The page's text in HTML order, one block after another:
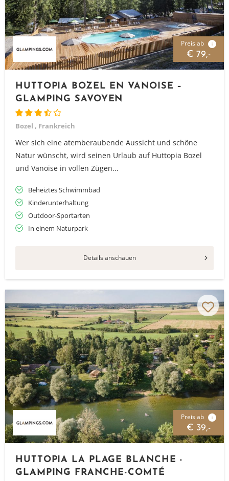
Preis ab i
€ 79,-
HUTTOPIA BOZEL EN VANOISE –
GLAMPING SAVOYEN
Bozel , Frankreich
Wer sich eine atemberaubende Aussicht und schöne
Natur wünscht, wird seinen Urlaub auf Huttopia Bozel
und Vanoise in vollen Zügen...
Beheiztes Schwimmbad
Kinderunterhaltung
Outdoor-Sportarten
In einem Naturpark
Details anschauen
Preis ab i
€ 39,-
HUTTOPIA LA PLAGE BLANCHE -
GLAMPING FRANCHE-COMTÉ